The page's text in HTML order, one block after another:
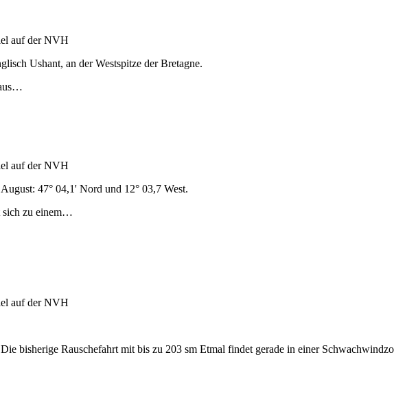
auf der NVH
Ushant, an der Westspitze der Bretagne.
auf der NVH
47° 04,1' Nord und 12° 03,7 West.
sich zu einem…
auf der NVH
bisherige Rauschefahrt mit bis zu 203 sm Etmal findet gerade in einer